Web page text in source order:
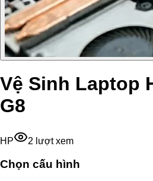
Vệ Sinh Laptop
G8
HP 2 lượt xem
Chọn cấu hình